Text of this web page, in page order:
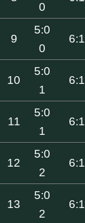
0
9
5:0
0
10
5:0
1
11
5:0
1
12
5:0
2
13
5:0
2